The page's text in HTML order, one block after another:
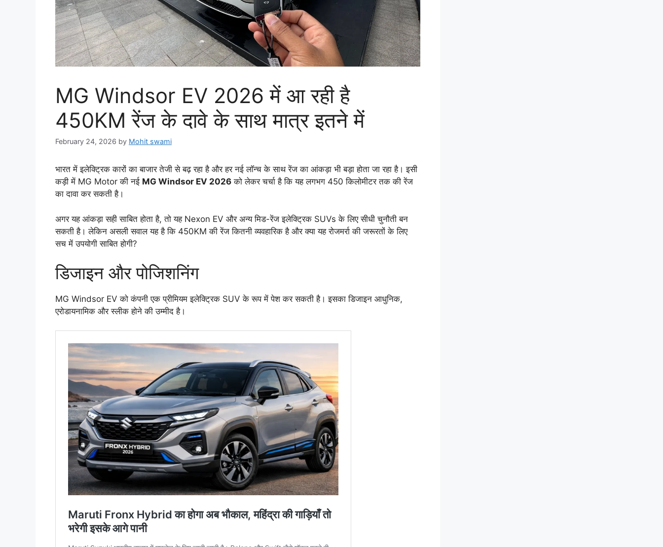
MG Windsor EV 2026 में आ रही है
450KM रेंज के दावे के साथ मात्र इतने में
February 24, 2026 by Mohit swami
भारत में इलेक्ट्रिक कारों का बाजार तेजी से बढ़ रहा है और हर नई लॉन्च के साथ रेंज का आंकड़ा भी बड़ा होता जा रहा है। इसी
कड़ी में MG Motor की नई MG Windsor EV 2026 को लेकर चर्चा है कि यह लगभग 450 किलोमीटर तक की रेंज
का दावा कर सकती है।
अगर यह आंकड़ा सही साबित होता है, तो यह Nexon EV और अन्य मिड-रेंज इलेक्ट्रिक SUVs के लिए सीधी चुनौती बन
सकती है। लेकिन असली सवाल यह है कि 450KM की रेंज कितनी व्यवहारिक है और क्या यह रोजमर्रा की जरूरतों के लिए
सच में उपयोगी साबित होगी?
डिजाइन और पोजिशनिंग
MG Windsor EV को कंपनी एक प्रीमियम इलेक्ट्रिक SUV के रूप में पेश कर सकती है। इसका डिजाइन आधुनिक,
एरोडायनामिक और स्लीक होने की उम्मीद है।